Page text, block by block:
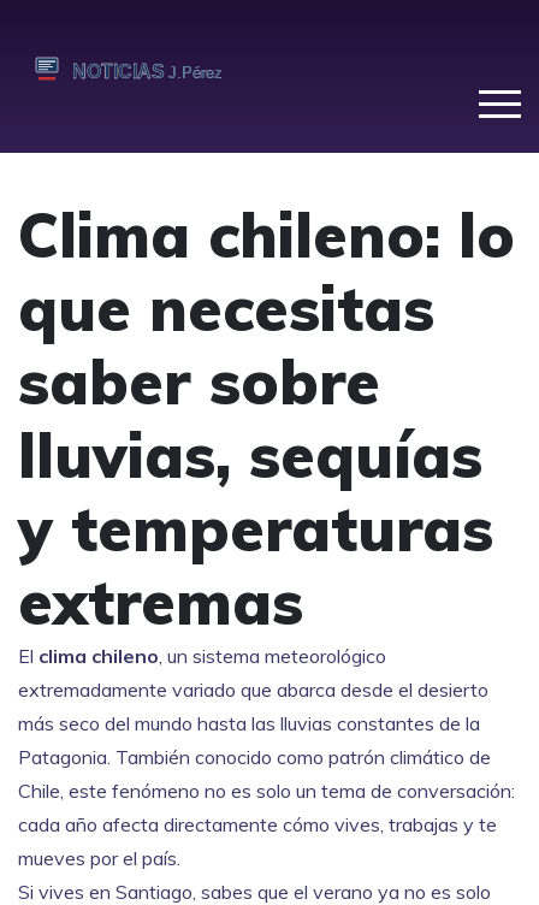
Clima chileno: lo
que necesitas
saber sobre
lluvias, sequías
y temperaturas
extremas
El clima chileno, un sistema meteorológico
extremadamente variado que abarca desde el desierto
más seco del mundo hasta las lluvias constantes de la
Patagonia. También conocido como patrón climático de
Chile, este fenómeno no es solo un tema de conversación:
cada año afecta directamente cómo vives, trabajas y te
mueves por el país.
Si vives en Santiago, sabes que el verano ya no es solo